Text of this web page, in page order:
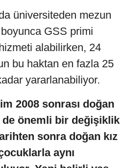
üniversiteden mezun
GSS primi
alabilirken, 24
bu haktan en fazla 25
yararlanabiliyor.
2008 sonrası doğan
de önemli bir değişiklik
sonra doğan kız
aynı